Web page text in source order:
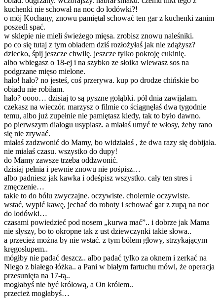
kuchenki nie schował na noc do lodówki?!
o mój Kochany, znowu pamiętał schować ten gar z kuchenki zanim
poszedł spać.
w sklepie nie mieli świeżego mięsa. zrobisz znowu naleśniki.
po co się tutaj z tym obiadem dziś rozłożyłaś jak nie zdążysz?
dziecko, śpij jeszcze chwilę. jeszcze tylko pokroję cukinię.
albo wbiegasz o 18-ej i na szybko ze słoika wlewasz sos na
podgrzane mięso mielone.
halo! halo? no jesteś, coś przerywa. kup po drodze chińskie bo
obiadu nie robiłam.
halo? oooo… dzisiaj to są pyszne gołąbki. pół dnia zawijałam.
czekasz na wieczór. marzysz o filmie co ściągnęłaś dwa tygodnie
temu, albo już zupełnie nie pamiętasz kiedy, tak to było dawno.
po pierwszym dialogu usypiasz. a miałaś umyć te włosy, żeby rano
się nie zrywać.
miałaś zadzwonić do Mamy, bo widziałaś , że dwa razy się dobijała.
nie miałaś czasu. wszystko do dupy!
do Mamy zawsze trzeba oddzwonić.
dzisiaj pełnia i pewnie znowu nie pośpisz…
albo padniesz jak kawka i odeśpisz wszystko. cały ten stres i
zmęczenie…
takie to do bólu zwyczajne. oczywiste. cholernie oczywiste.
wstać, wypić kawę, jechać do roboty i schować gar z zupą na noc
do lodówki…
czasami powiedzieć pod nosem „kurwa mać”.. i dobrze jak Mama
nie słyszy, bo to okropne tak z ust dziewczynki takie słowa..
a przecież można by nie wstać. z tym bólem głowy, strzykającym
kręgosłupem..
mógłby nie padać deszcz.. albo padać tylko za oknem i zerkać na
Niego z białego łóżka.. a Pani w białym fartuchu mówi, że operacja
przesunięta na 17-tą..
mogłabyś nie być królową, a On królem..
przecież mogłabyś…